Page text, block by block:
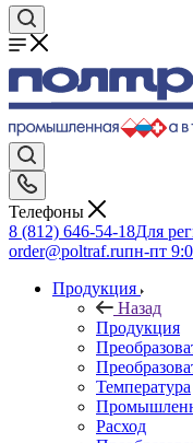
Телефоны
8 (812) 646-54-18Для
order@poltraf.ruпн-пт
Продукция
Назад
Продукция
Температура
Расход